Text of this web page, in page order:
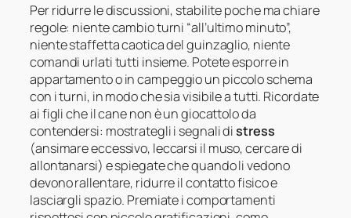
Per ridurre le discussioni, stabilite poche ma chiare
regole: niente cambio turni “all’ultimo minuto”,
niente staffetta caotica del guinzaglio, niente
comandi urlati tutti insieme. Potete esporre in
appartamento o in campeggio un piccolo schema
con i turni, in modo che sia visibile a tutti. Ricordate
ai figli che il cane non è un giocattolo da
contendersi: mostrategli i segnali distress
(ansimare eccessivo, leccarsi il muso, cercare di
allontanarsi) e spiegate che quando li vedono
devono rallentare, ridurre il contatto fisico e
lasciargli spazio. Premiate i comportamenti